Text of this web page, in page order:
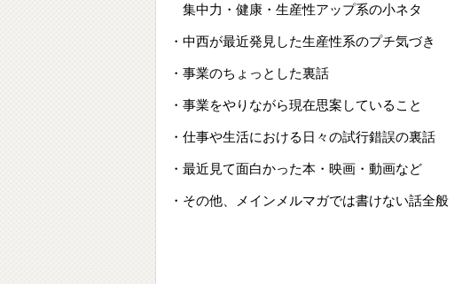
集中力・健康・生産性アップ系の小ネタ
・中西が最近発見した生産性系のプチ気づき
・事業のちょっとした裏話
・事業をやりながら現在思案していること
・仕事や生活における日々の試行錯誤の裏話
・最近見て面白かった本・映画・動画など
・その他、メインメルマガでは書けない話全般